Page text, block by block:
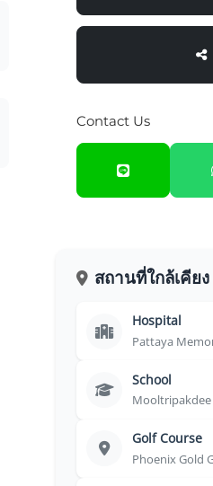
Contact Us
สถานที่ใกล้เคียง
Hospital
Pattaya
School
Golf Course